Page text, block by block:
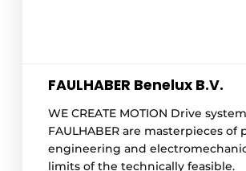
FAULHABER Benelux B.V.
WE CREATE MOTION Drive
FAULHABER are masterpieces of
engineering and
limits of the technically feasible.